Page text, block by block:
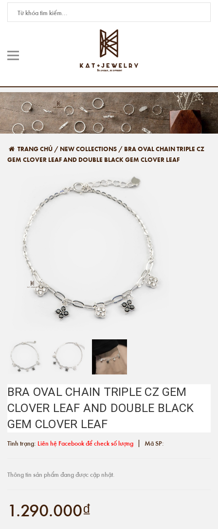
TRANG CHỦ / NEW COLLECTIONS / BRA OVAL CHAIN TRIPLE CZ
GEM CLOVER LEAF AND DOUBLE BLACK GEM CLOVER LEAF
BRA OVAL CHAIN TRIPLE CZ GEM
CLOVER LEAF AND DOUBLE BLACK
GEM CLOVER LEAF
Tình trạng: Liên hệ Facebook để check số lượng | Mã SP:
Thông tin sản phẩm đang được cập nhật.
1.290.000₫